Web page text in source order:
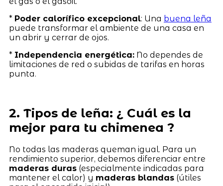
* Poder calorífico excepcional: Una buena leña
puede transformar el ambiente de una casa en
un abrir y cerrar de ojos.
* Independencia energética:No dependes de
limitaciones de red o subidas de tarifas en horas
punta.
2. Tipos de leña: ¿ Cuál es la
mejor para tu chimenea ?
No todas las maderas queman igual. Para un
rendimiento superior, debemos diferenciar entre
maderas duras(especialmente indicadas para
mantener el calor) y maderas blandas(útiles